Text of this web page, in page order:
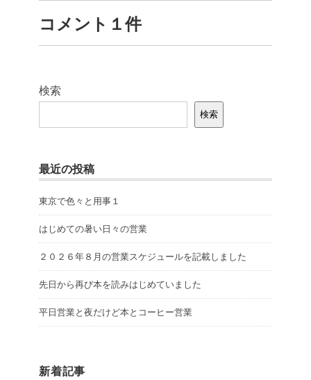
コメント１件
検索
検索
最近の投稿
東京で色々と用事１
はじめての暑い日々の営業
２０２６年８月の営業スケジュールを記載しました
先日から再び本を読みはじめていました
平日営業と夜だけど本とコーヒー営業
新着記事